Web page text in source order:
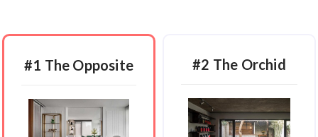
#1 The Opposite #2 The Orchid